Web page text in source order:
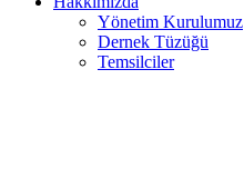
Yönetim Kurulumuz
Dernek Tüzüğü
Temsilciler